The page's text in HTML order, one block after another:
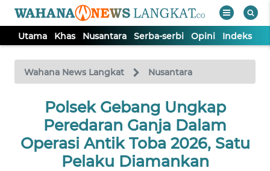
Utama Khas Nusantara Serba-serbi Opini Indeks
Wahana News Langkat Nusantara
Polsek Gebang Ungkap
Peredaran Ganja Dalam
Operasi Antik Toba 2026, Satu
Pelaku Diamankan
TV
Tutup
UTAMA
KHAS